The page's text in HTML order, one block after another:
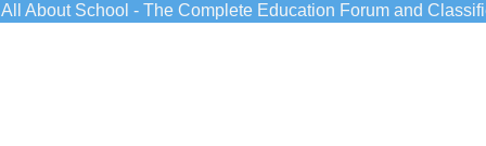
All About School - The Complete Education Forum and